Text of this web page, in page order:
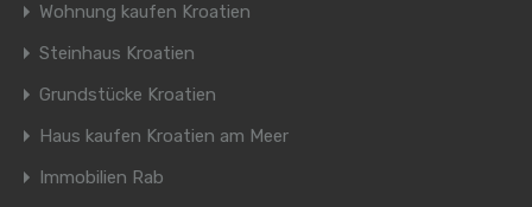
Wohnung kaufen Kroatien
Steinhaus Kroatien
Grundstücke Kroatien
Haus kaufen Kroatien am Meer
Immobilien Rab